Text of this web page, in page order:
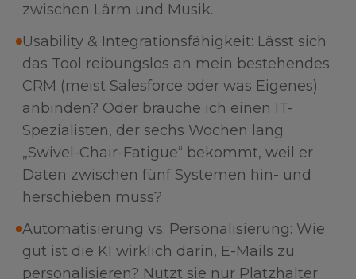
zwischen Lärm und Musik.
Usability & Integrationsfähigkeit: Lässt sich
das Tool reibungslos an mein bestehendes
CRM (meist Salesforce oder was Eigenes)
anbinden? Oder brauche ich einen IT-
Spezialisten, der sechs Wochen lang
„Swivel-Chair-Fatigue“ bekommt, weil er
Daten zwischen fünf Systemen hin- und
herschieben muss?
Automatisierung vs. Personalisierung: Wie
gut ist die KI wirklich darin, E-Mails zu
personalisieren? Nutzt sie nur Platzhalter